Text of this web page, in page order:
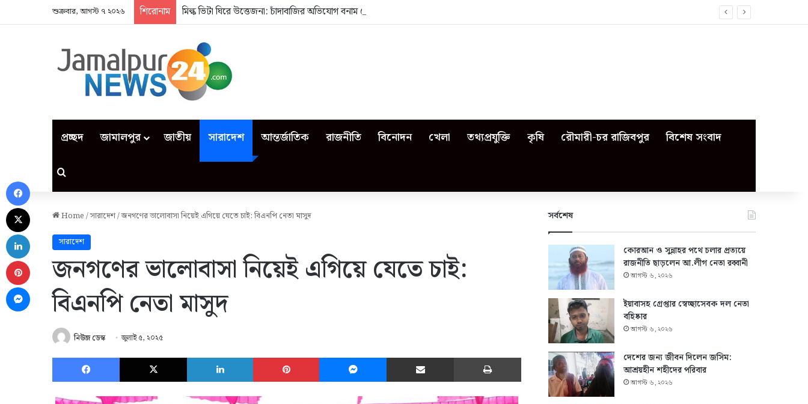
শুক্রবার, আগস্ট ৭ ২০২৬ শিরোনাম মিল্ক ভিটা ঘিরে উত্তেজনা: চাঁদাবাজির অভিযোগ বনাম ভেজাল দুধের জিডি
প্রচ্ছদ জামালপুর জাতীয় সারাদেশ আন্তর্জাতিক রাজনীতি বিনোদন খেলা তথ্যপ্রযুক্তি কৃষি রৌমারী-চর রাজিবপুর বিশেষ সংবাদ
Search for
Home/সারাদেশ/জনগণের ভালোবাসা নিয়েই এগিয়ে যেতে চাই: বিএনপি নেতা মাসুদ
সারাদেশ
জনগণের ভালোবাসা নিয়েই এগিয়ে যেতে চাই:
বিএনপি নেতা মাসুদ
নিউজ ডেস্ক জুলাই ৫, ২০২৫
Facebook X LinkedIn Pinterest Messenger Share via Email Print
সর্বশেষ
কোরআন ও সুন্নাহর পথে চলার প্রত্যয়ে
রাজনীতি ছাড়লেন আ.লীগ নেতা রব্বানী
আগস্ট ৬, ২০২৬
ইয়াবাসহ গ্রেপ্তার স্বেচ্ছাসেবক দল নেতা
বহিষ্কার
আগস্ট ৬, ২০২৬
দেশের জন্য জীবন দিলেন জসিম:
আশ্রয়হীন শহীদের পরিবার
আগস্ট ৬, ২০২৬
Facebook
LinkedIn
Pinterest
Messenger